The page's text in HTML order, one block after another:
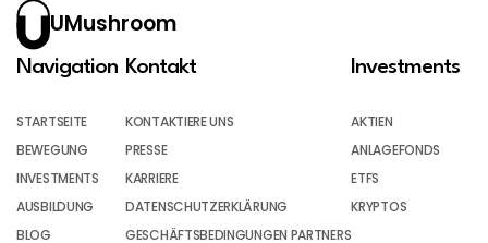
UMushroom
Navigation
STARTSEITE
BEWEGUNG
INVESTMENTS
AUSBILDUNG
BLOG
Kontakt
KONTAKTIERE UNS
PRESSE
KARRIERE
DATENSCHUTZERKLÄRUNG
GESCHÄFTSBEDINGUNGEN PARTNERS
Investments
AKTIEN
ANLAGEFONDS
ETFS
KRYPTOS